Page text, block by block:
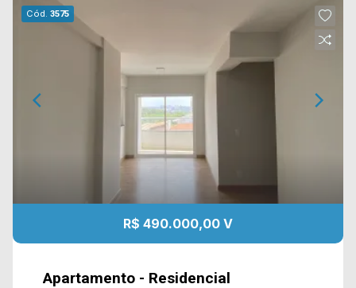
Cód.3575
R$ 490.000,00 V
Apartamento - Residencial